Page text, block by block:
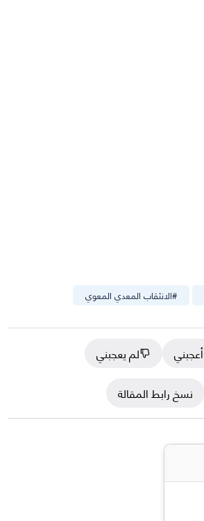
#الانثقاب المعدي المعوي
أعجبني
لم يعجبني
نسخ رابط المقالة